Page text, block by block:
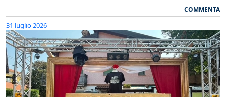
COMMENTA
31 luglio 2026